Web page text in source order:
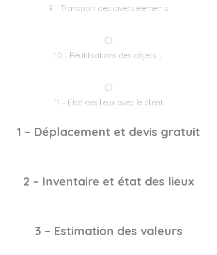
9 – Transport des divers elements
10 – Réutilisations des objets …
11 – Etat des lieux avec le client
1 – Déplacement et devis gratuit
2 – Inventaire et état des lieux
3 – Estimation des valeurs